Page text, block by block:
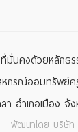
มั่นคงด้วยหลัก
กรณ์ออมทรัพย์ค
อำเภอเมือง จัง
พัฒนาโดย บริษั